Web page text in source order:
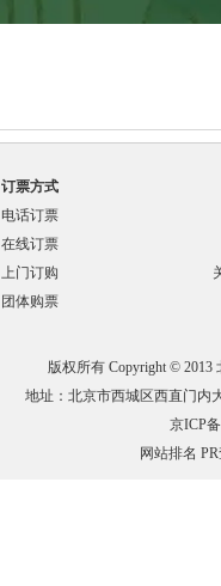
订票方式
电话订票
在线订票
上门订购
团体购票
版权所有 Copyright © 2013
地址：北京市西城区西直门内
京ICP
网站排名